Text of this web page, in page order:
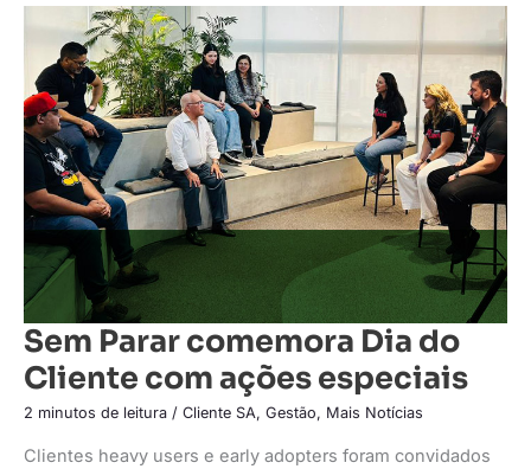
Sem Parar comemora Dia do
Cliente com ações especiais
2 minutos de leitura / Cliente SA, Gestão, Mais Notícias
Clientes heavy users e early adopters foram convidados
Sem
Parar
comemora
Dia
do
Cliente
com
ações
especiais